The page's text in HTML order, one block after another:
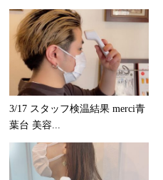
3/17 スタッフ検温結果 merci青
葉台 美容...